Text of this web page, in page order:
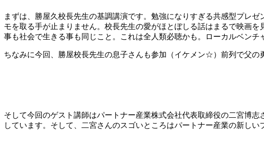
まずは、勝屋久校長先生の基調講演です。勉強になりすぎる共感型プレ
モを取る手が止まりません。校長先生の愛がほとぼしる話はまるで映画
事も社会で生きる事も同じこと。これは全人類必聴かも。ローカルベンチ
ちなみに今回、勝屋校長先生の息子さんも参加（イケメン☆）前列で父の
そして今回のゲスト講師はパートナー産業株式会社代表取締役の二宮博
しています。そして、二宮さんのスゴいところはパートナー産業の新し